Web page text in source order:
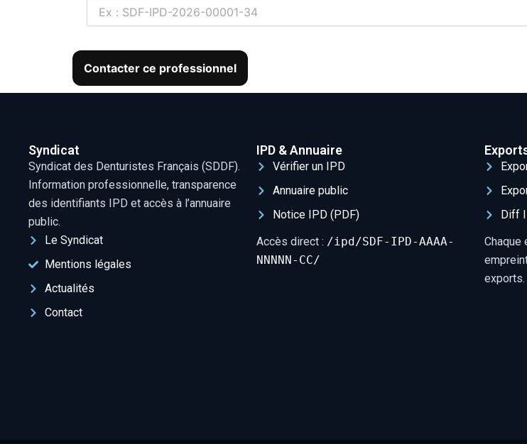
Contacter ce professionnel
Syndicat
Syndicat des Denturistes Français (SDDF).
Information professionnelle, transparence
des identifiants IPD et accès à l’annuaire
public.
Le Syndicat
Mentions légales
Actualités
Contact
IPD & Annuaire
Vérifier un IPD
Annuaire public
Notice IPD (PDF)
Accès direct : /ipd/SDF-IPD-AAAA-
NNNNN-CC/
Diff
Chaque
exports.